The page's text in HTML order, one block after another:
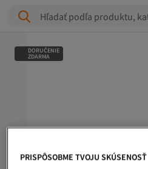
Hľadať podľa produktu,
DORUČENIE
ZDARMA
PRISPÔSOBME TVOJU SKÚSENOSŤ